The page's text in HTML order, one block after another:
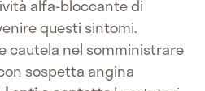
alfa-bloccante di
questi sintomi.
cautela nel somministrare
sospetta angina